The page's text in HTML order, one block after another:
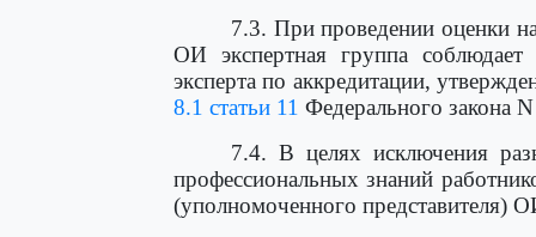
7.3. При проведении оценки
ОИ экспертная группа
эксперта по аккредитации,
8.1 статьи 11 Федерального закона
7.4. В целях исключения
профессиональных знаний
(уполномоченного представителя)